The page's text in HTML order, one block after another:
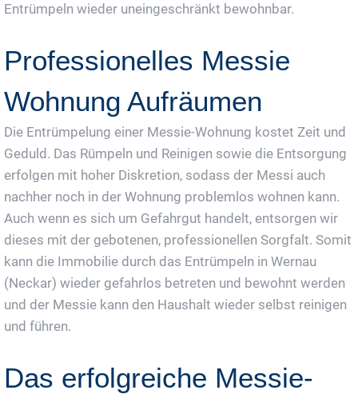
Entrümpeln wieder uneingeschränkt bewohnbar.
Professionelles Messie
Wohnung Aufräumen
Die Entrümpelung einer Messie-Wohnung kostet Zeit und
Geduld. Das Rümpeln und Reinigen sowie die Entsorgung
erfolgen mit hoher Diskretion, sodass der Messi auch
nachher noch in der Wohnung problemlos wohnen kann.
Auch wenn es sich um Gefahrgut handelt, entsorgen wir
dieses mit der gebotenen, professionellen Sorgfalt. Somit
kann die Immobilie durch das Entrümpeln in Wernau
(Neckar) wieder gefahrlos betreten und bewohnt werden
und der Messie kann den Haushalt wieder selbst reinigen
und führen.
Das erfolgreiche Messie-